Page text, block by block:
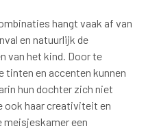
hangt vaak af van
en natuurlijk de
van het kind. Door te
tinten en accenten kunnen
hun dochter zich niet
ook haar creativiteit en
een